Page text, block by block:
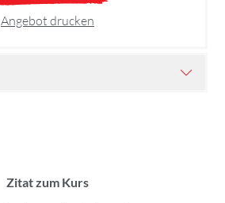
Angebot drucken
Zitat zum Kurs